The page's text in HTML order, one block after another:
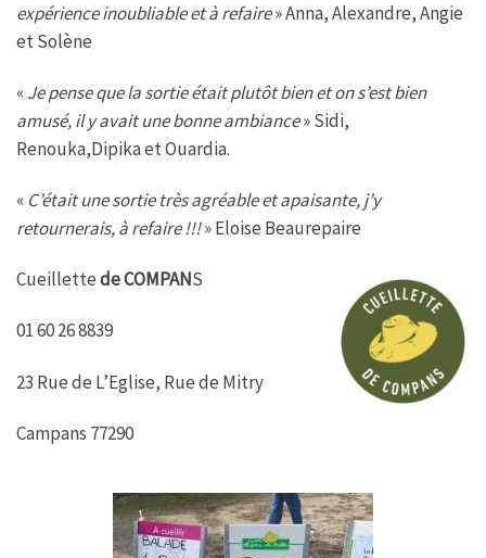
expérience inoubliable et à refaire» Anna, Alexandre, Angie
et Solène
«Je pense que la sortie était plutôt bien et on s’est bien
amusé, il y avait une bonne ambiance» Sidi,
Renouka,Dipika et Ouardia.
« C’était une sortie très agréable et apaisante, j’y
retournerais, à refaire !!!» Eloise Beaurepaire
Cueillettede COMPANS
01 60 26 8839
23 Rue de L’Eglise, Rue de Mitry
Campans 77290